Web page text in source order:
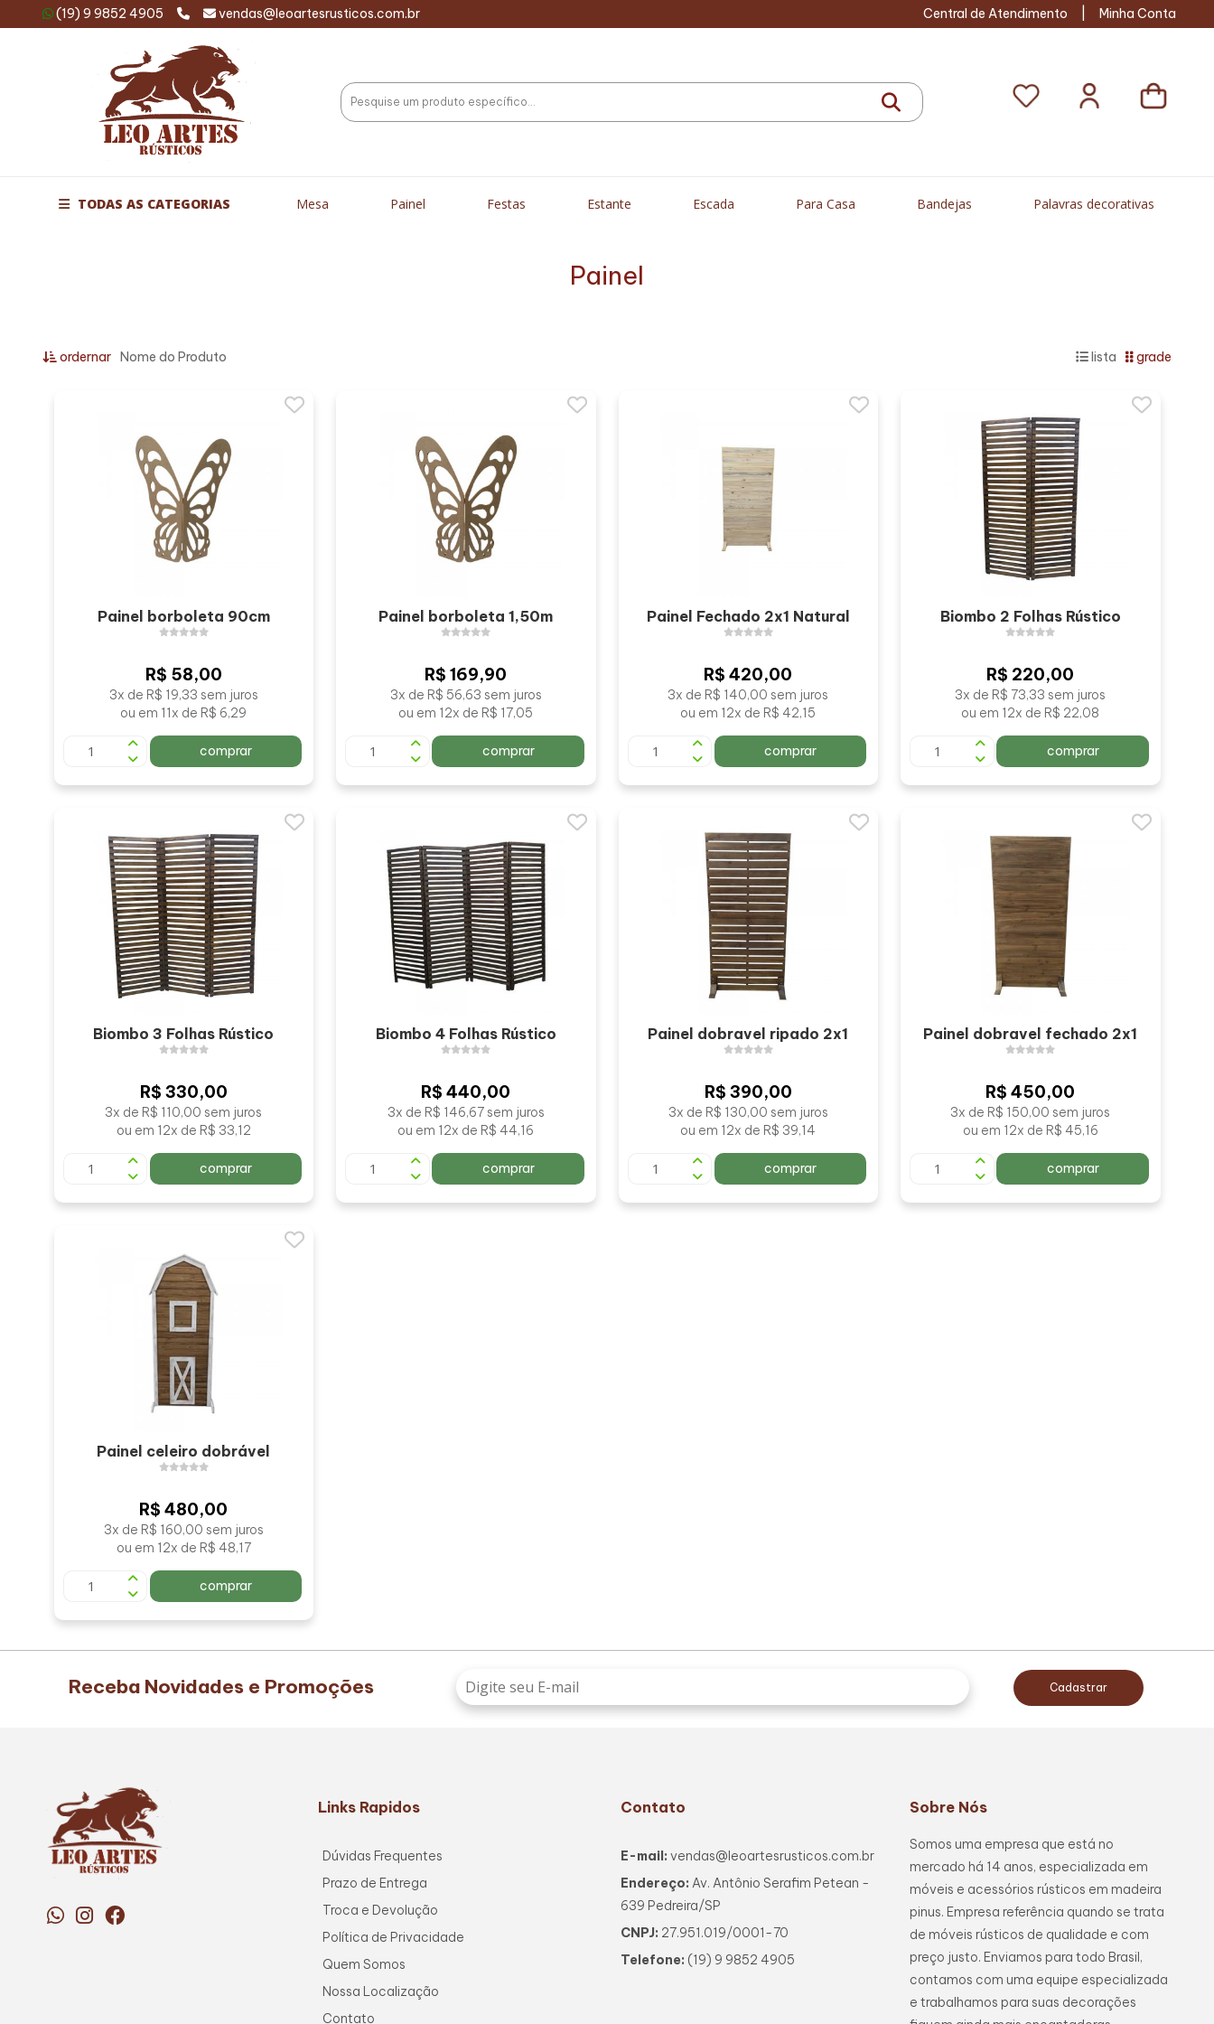
(19) 9 9852 4905 vendas@leoartesrusticos.com.br Central de Atendimento Minha Conta
TODAS AS CATEGORIAS Mesa Painel Festas Estante Escada Para Casa Bandejas Palavras decorativas
Painel
ordernar lista grade
Painel borboleta 90cm
R$ 58,00
3x de R$ 19,33 sem juros
ou em 11x de R$ 6,29
comprar
Painel borboleta 1,50m
R$ 169,90
3x de R$ 56,63 sem juros
ou em 12x de R$ 17,05
comprar
Painel Fechado 2x1 Natural
R$ 420,00
3x de R$ 140,00 sem juros
ou em 12x de R$ 42,15
comprar
Biombo 2 Folhas Rústico
R$ 220,00
3x de R$ 73,33 sem juros
ou em 12x de R$ 22,08
comprar
Biombo 3 Folhas Rústico
R$ 330,00
3x de R$ 110,00 sem juros
ou em 12x de R$ 33,12
comprar
Biombo 4 Folhas Rústico
R$ 440,00
3x de R$ 146,67 sem juros
ou em 12x de R$ 44,16
comprar
Painel dobravel ripado 2x1
R$ 390,00
3x de R$ 130,00 sem juros
ou em 12x de R$ 39,14
comprar
Painel dobravel fechado 2x1
R$ 450,00
3x de R$ 150,00 sem juros
ou em 12x de R$ 45,16
comprar
Painel celeiro dobrável
R$ 480,00
3x de R$ 160,00 sem juros
ou em 12x de R$ 48,17
comprar
Receba Novidades e Promoções Cadastrar
Links Rapidos
Dúvidas Frequentes
Prazo de Entrega
Troca e Devolução
Política de Privacidade
Quem Somos
Nossa Localização
Contato
Contato
E-mail: vendas@leoartesrusticos.com.br
Endereço: Av. Antônio Serafim Petean -
639 Pedreira/SP
CNPJ: 27.951.019/0001-70
Telefone: (19) 9 9852 4905
Sobre Nós
Somos uma empresa que está no
mercado há 14 anos, especializada em
móveis e acessórios rústicos em madeira
pinus. Empresa referência quando se trata
de móveis rústicos de qualidade e com
preço justo. Enviamos para todo Brasil,
contamos com uma equipe especializada
e trabalhamos para suas decorações